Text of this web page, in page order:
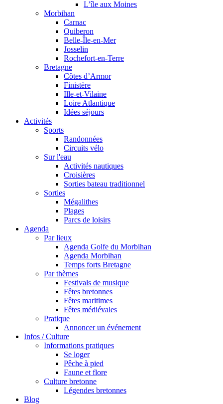
L’île aux Moines
Morbihan
Carnac
Quiberon
Belle-Île-en-Mer
Josselin
Rochefort-en-Terre
Bretagne
Côtes d’Armor
Finistère
Ille-et-Vilaine
Loire Atlantique
Idées séjours
Activités
Sports
Randonnées
Circuits vélo
Sur l'eau
Activités nautiques
Croisières
Sorties bateau traditionnel
Sorties
Mégalithes
Plages
Parcs de loisirs
Agenda
Par lieux
Agenda Golfe du Morbihan
Agenda Morbihan
Temps forts Bretagne
Par thèmes
Festivals de musique
Fêtes bretonnes
Fêtes maritimes
Fêtes médiévales
Pratique
Annoncer un événement
Infos / Culture
Informations pratiques
Se loger
Pêche à pied
Faune et flore
Culture bretonne
Légendes bretonnes
Blog